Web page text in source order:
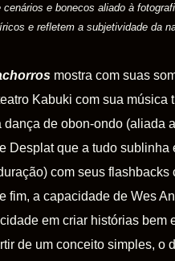
cenários e bonecos aliado à
e refletem a subjetividade da
mostra com suas
Kabuki com sua música
dança de obon-ondo (aliada
Desplat que a tudo sublinha
com seus flashbacks
fim, a capacidade de Wes
em criar histórias bem
de um conceito simples, o